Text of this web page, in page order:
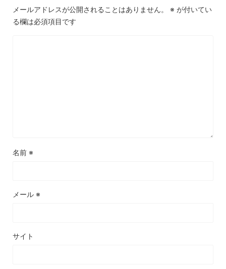
メールアドレスが公開されることはありません。 ※ が付いてい
る欄は必須項目です
名前 ※
メール ※
サイト